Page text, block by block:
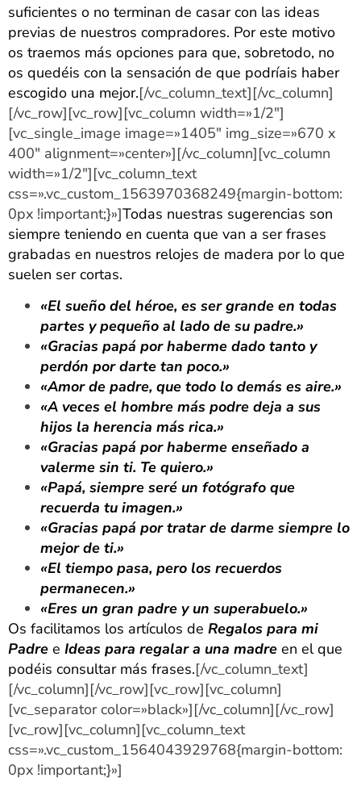
suficientes o no terminan de casar con las ideas
previas de nuestros compradores. Por este motivo
os traemos más opciones para que, sobretodo, no
os quedéis con la sensación de que podríais haber
escogido una mejor.[/vc_column_text][/vc_column]
[/vc_row][vc_row][vc_column width=»1/2″]
[vc_single_image image=»1405″ img_size=»670 x
400″ alignment=»center»][/vc_column][vc_column
width=»1/2″][vc_column_text
css=».vc_custom_1563970368249{margin-bottom:
0px !important;}»]Todas nuestras sugerencias son
siempre teniendo en cuenta que van a ser frases
grabadas en nuestros relojes de madera por lo que
suelen ser cortas.
«El sueño del héroe, es ser grande en todas
partes y pequeño al lado de su padre.»
«Gracias papá por haberme dado tanto y
perdón por darte tan poco.»
«Amor de padre, que todo lo demás es aire.»
«A veces el hombre más podre deja a sus
hijos la herencia más rica.»
«Gracias papá por haberme enseñado a
valerme sin ti. Te quiero.»
«Papá, siempre seré un fotógrafo que
recuerda tu imagen.»
«Gracias papá por tratar de darme siempre lo
mejor de ti.»
«El tiempo pasa, pero los recuerdos
permanecen.»
«Eres un gran padre y un superabuelo.»
Os facilitamos los artículos de Regalos para mi
Padre e Ideas para regalar a una madre en el que
podéis consultar más frases.[/vc_column_text]
[/vc_column][/vc_row][vc_row][vc_column]
[vc_separator color=»black»][/vc_column][/vc_row]
[vc_row][vc_column][vc_column_text
css=».vc_custom_1564043929768{margin-bottom:
0px !important;}»]